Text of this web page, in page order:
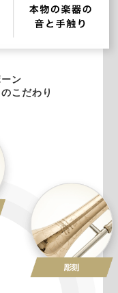
ン
こだわり